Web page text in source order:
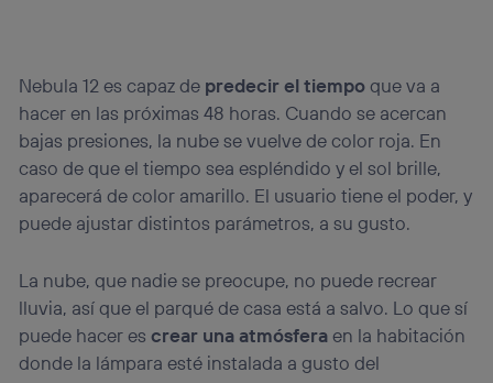
Nebula 12 es capaz de predecir el tiempoque va a
hacer en las próximas 48 horas. Cuando se acercan
bajas presiones, la nube se vuelve de color roja. En
caso de que el tiempo sea espléndido y el sol brille,
aparecerá de color amarillo. El usuario tiene el poder, y
puede ajustar distintos parámetros, a su gusto.
La nube, que nadie se preocupe, no puede recrear
lluvia, así que el parqué de casa está a salvo. Lo que sí
puede hacer escrear una atmósferaen la habitación
donde la lámpara esté instalada a gusto del